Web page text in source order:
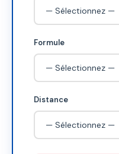
Formule
Distance